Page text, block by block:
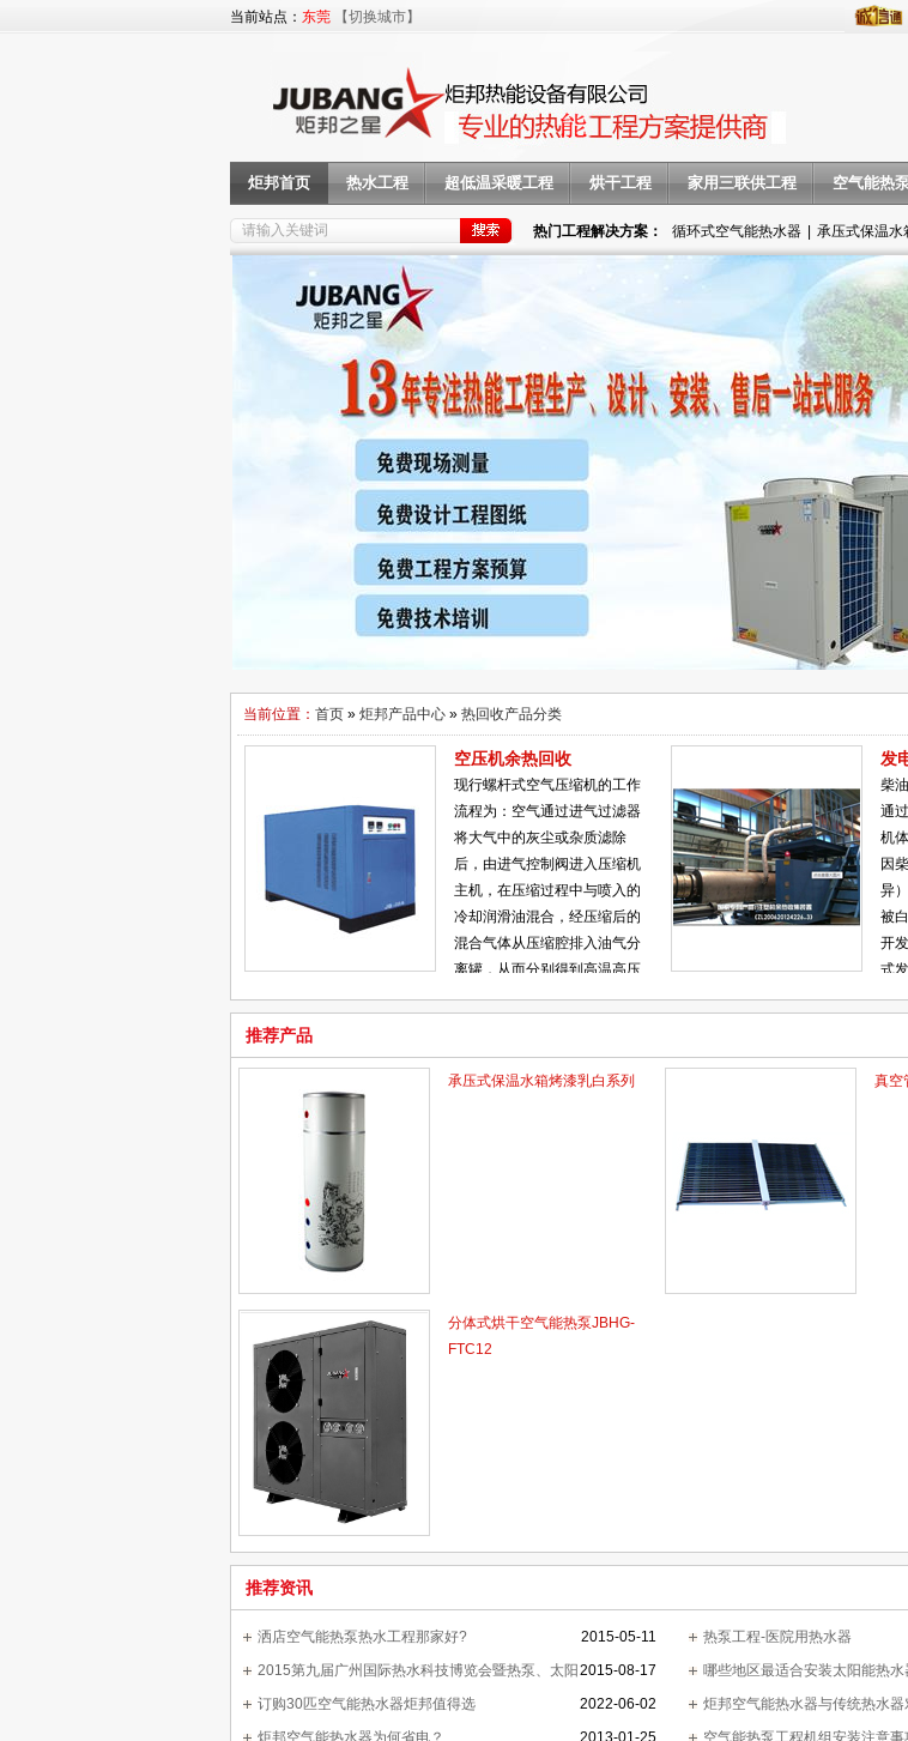
当前站点： 东莞 【切换城市】
炬邦首页 热水工程 超低温采暖工程 烘干工程 家用三联供工程 空气能热
热门工程解决方案： 循环式空气能热水器 承压式保温水
气能热水器
当前位置： 首页 » 炬邦产品中心 » 热回收产品分类
空压机余热回收
现行螺杆式空气压缩机的工作
流程为：空气通过进气过滤器
将大气中的灰尘或杂质滤除
后，由进气控制阀进入压缩机
主机，在压缩过程中与喷入的
冷却润滑油混合，经压缩后的
混合气体从压缩腔排入油气分
离罐，从而分别得到高温高压
的油、气。由于机器工作温度
其中压缩空气经冷却器冷却后
发
柴
通
机
因
异
被
开
式
收
大
推荐产品
承压式保温水箱烤漆乳白系列 真空
分体式烘干空气能热泵JBHG-
FTC12
推荐资讯
2015-05-11
洒店空气能热泵热水工程那家好?
热泵工程-医院用热水器
2015-08-17
2015第九届广州国际热水科技博览会暨热泵、太阳
能展
哪些地区最适合安装太阳能热水
2022-06-02
订购30匹空气能热水器炬邦值得选
炬邦空气能热水器与传统热水器
2013-01-25
炬邦空气能热水器为何省电？
空气能热泵工程机组安装注意事